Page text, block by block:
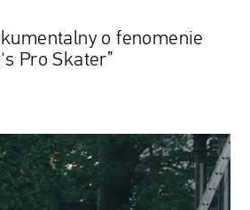
o fenomenie
Pro Skater”